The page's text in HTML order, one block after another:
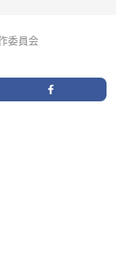
委員会